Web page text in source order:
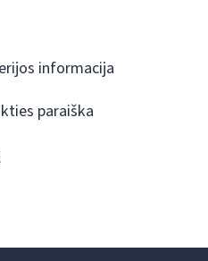
informacija
paraiška